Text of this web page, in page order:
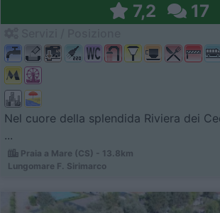
7,2 17
Nel cuore della splendida Riviera dei
...
Praia a Mare (CS) - 13.8km
Lungomare F. Sirimarco